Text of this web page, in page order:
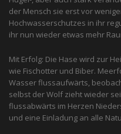
der Mensch sie erst vor
Hochwasserschutzes in ihr
ihr nun wieder etwas mehr
Mit Erfolg: Die Hase wird zur
wie Fischotter und Biber.
Wasser flussaufwärts,
selbst der Wolf zieht wieder
flussabwärts im Herzen
und eine Einladung an alle